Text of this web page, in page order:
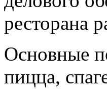
ресторана
Основные
пицца,